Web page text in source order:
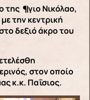
της ¶γιο Νικόλαο,
την κεντρική
δεξιό άκρο του
στον οποίο
κ.κ. Παΐσιος.